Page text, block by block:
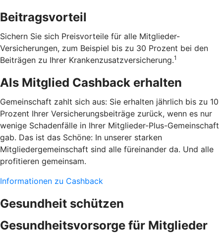
Beitragsvorteil
Sichern Sie sich Preisvorteile für alle Mitglieder-
Versicherungen, zum Beispiel bis zu 30 Prozent bei den
Beiträgen zu Ihrer Krankenzusatzversicherung.1
Als Mitglied Cashback erhalten
Gemeinschaft zahlt sich aus: Sie erhalten jährlich bis zu 10
Prozent Ihrer Versicherungsbeiträge zurück, wenn es nur
wenige Schadenfälle in Ihrer Mitglieder-Plus-Gemeinschaft
gab. Das ist das Schöne: In unserer starken
Mitgliedergemeinschaft sind alle füreinander da. Und alle
profitieren gemeinsam.
Informationen zu Cashback
Gesundheit schützen
Gesundheitsvorsorge für Mitglieder